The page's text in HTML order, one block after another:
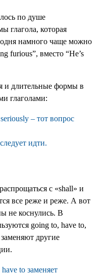
по душе
глагола, которая
намного чаще можно
furious”, вместо “He’s
и длительные формы в
глаголами:
– тот вопрос
идти.
с «shall» и
все реже и реже. А вот
не коснулись. В
going to, have to,
другие
to заменяет